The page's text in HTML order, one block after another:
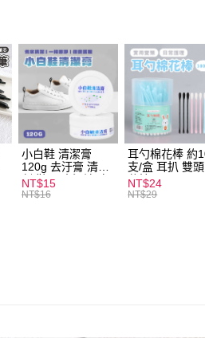
運送方式
全家取貨付款
每筆NT$60，
付款後全家取貨
每筆NT$60，
小白鞋 清潔膏
120g 去汙膏 清潔
劑 鞋子 去汙漬 白
皮鞋 鞋油
NT$15
NT$16
耳勺棉花棒 約
支/盒 耳扒 雙
花棒
NT$24
NT$29